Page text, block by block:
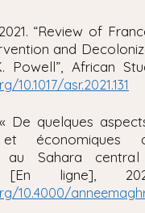
“Review of
and
Powell”, African
10.1017/asr.2021.131
De quelques
économiques
au Sahara
[En ligne],
10.4000/